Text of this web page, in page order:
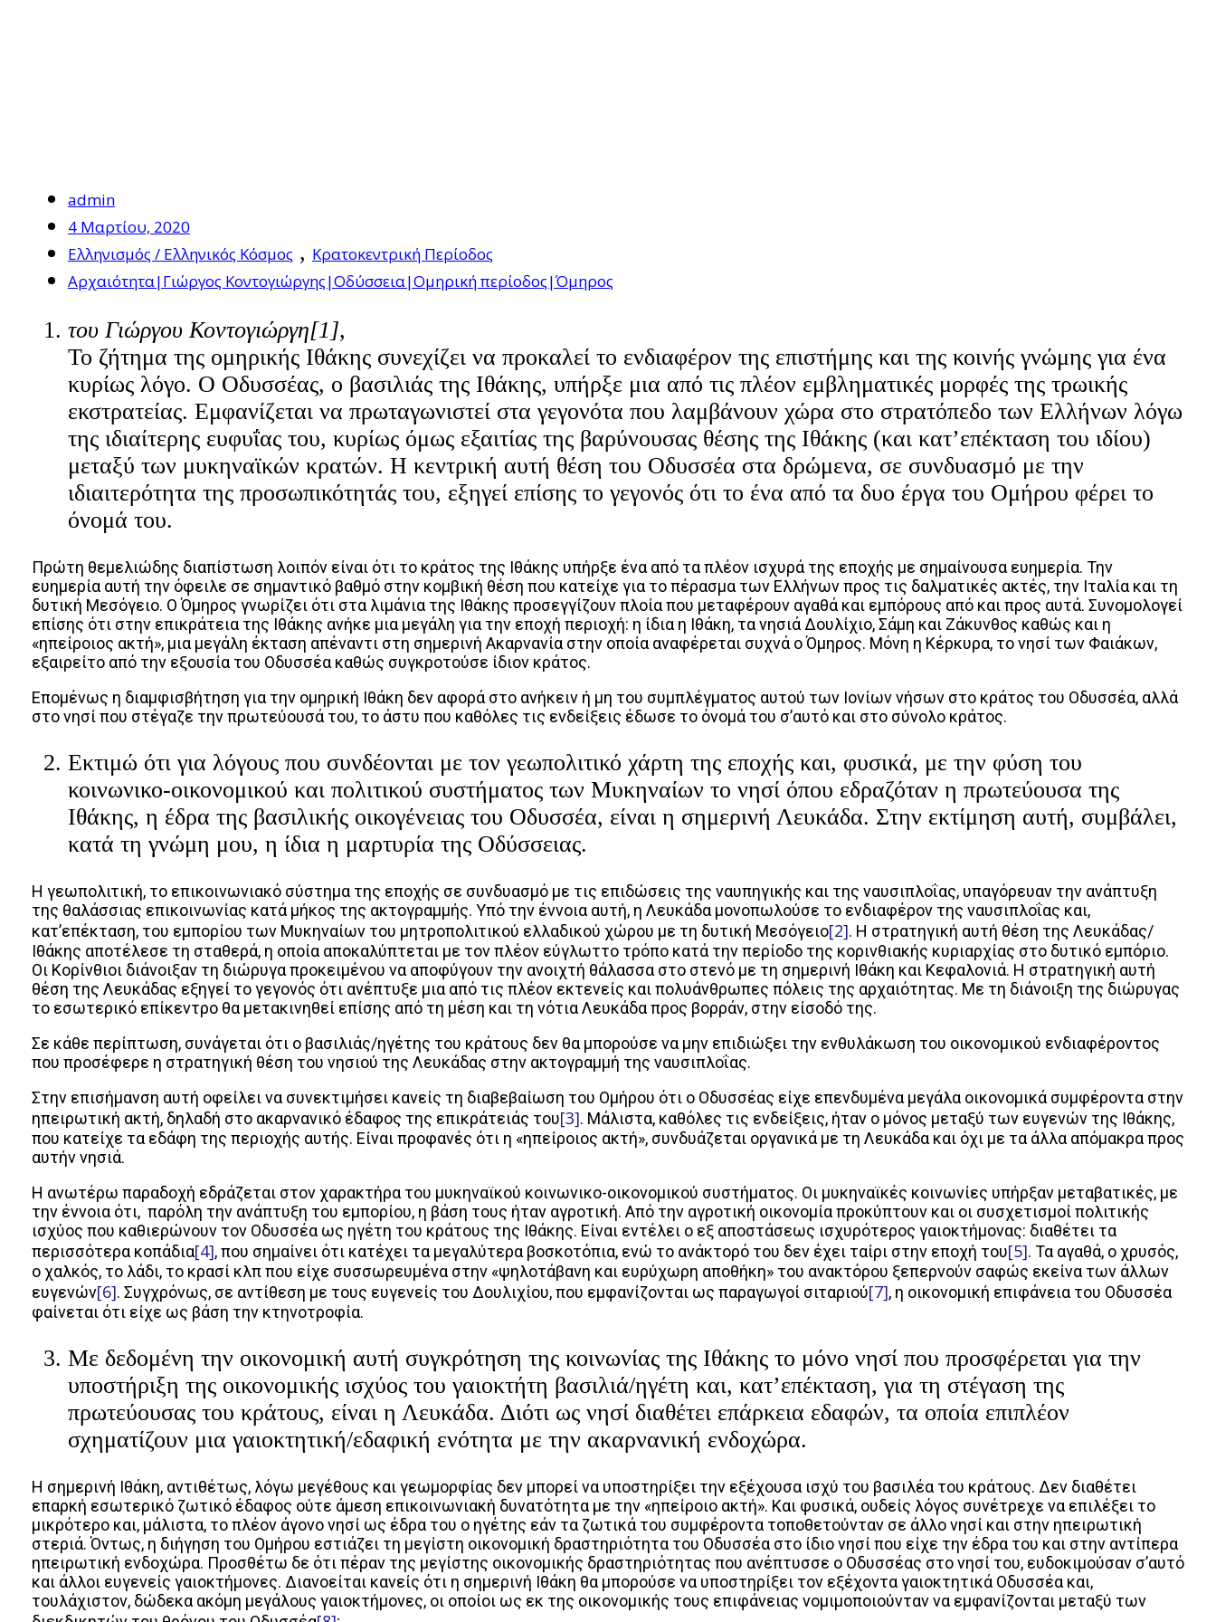
admin
4 Μαρτίου, 2020
Ελληνισμός / Ελληνικός Κόσμος , Κρατοκεντρική Περίοδος
Αρχαιότητα|Γιώργος Κοντογιώργης|Οδύσσεια|Ομηρική περίοδος|Όμηρος
του Γιώργου Κοντογιώργη[1],
Το ζήτημα της ομηρικής Ιθάκης συνεχίζει να προκαλεί το ενδιαφέρον της επιστήμης και της κοινής γνώμης για ένα
κυρίως λόγο. Ο Οδυσσέας, ο βασιλιάς της Ιθάκης, υπήρξε μια από τις πλέον εμβληματικές μορφές της τρωικής
εκστρατείας. Εμφανίζεται να πρωταγωνιστεί στα γεγονότα που λαμβάνουν χώρα στο στρατόπεδο των Ελλήνων λόγω
της ιδιαίτερης ευφυΐας του, κυρίως όμως εξαιτίας της βαρύνουσας θέσης της Ιθάκης (και κατ’επέκταση του ιδίου)
μεταξύ των μυκηναϊκών κρατών. Η κεντρική αυτή θέση του Οδυσσέα στα δρώμενα, σε συνδυασμό με την
ιδιαιτερότητα της προσωπικότητάς του, εξηγεί επίσης το γεγονός ότι το ένα από τα δυο έργα του Ομήρου φέρει το
όνομά του.
Πρώτη θεμελιώδης διαπίστωση λοιπόν είναι ότι το κράτος της Ιθάκης υπήρξε ένα από τα πλέον ισχυρά της εποχής με σημαίνουσα ευημερία. Την
ευημερία αυτή την όφειλε σε σημαντικό βαθμό στην κομβική θέση που κατείχε για το πέρασμα των Ελλήνων προς τις δαλματικές ακτές, την Ιταλία και τη
δυτική Μεσόγειο. Ο Όμηρος γνωρίζει ότι στα λιμάνια της Ιθάκης προσεγγίζουν πλοία που μεταφέρουν αγαθά και εμπόρους από και προς αυτά. Συνομολογεί
επίσης ότι στην επικράτεια της Ιθάκης ανήκε μια μεγάλη για την εποχή περιοχή: η ίδια η Ιθάκη, τα νησιά Δουλίχιο, Σάμη και Ζάκυνθος καθώς και η
«ηπείροιος ακτή», μια μεγάλη έκταση απέναντι στη σημερινή Ακαρνανία στην οποία αναφέρεται συχνά ο Όμηρος. Μόνη η Κέρκυρα, το νησί των Φαιάκων,
εξαιρείτο από την εξουσία του Οδυσσέα καθώς συγκροτούσε ίδιον κράτος.
Επομένως η διαμφισβήτηση για την ομηρική Ιθάκη δεν αφορά στο ανήκειν ή μη του συμπλέγματος αυτού των Ιονίων νήσων στο κράτος του Οδυσσέα, αλλά
στο νησί που στέγαζε την πρωτεύουσά του, το άστυ που καθόλες τις ενδείξεις έδωσε το όνομά του σ’αυτό και στο σύνολο κράτος.
Εκτιμώ ότι για λόγους που συνδέονται με τον γεωπολιτικό χάρτη της εποχής και, φυσικά, με την φύση του
κοινωνικο-οικονομικού και πολιτικού συστήματος των Μυκηναίων το νησί όπου εδραζόταν η πρωτεύουσα της
Ιθάκης, η έδρα της βασιλικής οικογένειας του Οδυσσέα, είναι η σημερινή Λευκάδα. Στην εκτίμηση αυτή, συμβάλει,
κατά τη γνώμη μου, η ίδια η μαρτυρία της Οδύσσειας.
Η γεωπολιτική, το επικοινωνιακό σύστημα της εποχής σε συνδυασμό με τις επιδώσεις της ναυπηγικής και της ναυσιπλοΐας, υπαγόρευαν την ανάπτυξη
της θαλάσσιας επικοινωνίας κατά μήκος της ακτογραμμής. Υπό την έννοια αυτή, η Λευκάδα μονοπωλούσε το ενδιαφέρον της ναυσιπλοΐας και,
κατ’επέκταση, του εμπορίου των Μυκηναίων του μητροπολιτικού ελλαδικού χώρου με τη δυτική Μεσόγειο[2]. Η στρατηγική αυτή θέση της Λευκάδας/
Ιθάκης αποτέλεσε τη σταθερά, η οποία αποκαλύπτεται με τον πλέον εύγλωττο τρόπο κατά την περίοδο της κορινθιακής κυριαρχίας στο δυτικό εμπόριο.
Οι Κορίνθιοι διάνοιξαν τη διώρυγα προκειμένου να αποφύγουν την ανοιχτή θάλασσα στο στενό με τη σημερινή Ιθάκη και Κεφαλονιά. Η στρατηγική αυτή
θέση της Λευκάδας εξηγεί το γεγονός ότι ανέπτυξε μια από τις πλέον εκτενείς και πολυάνθρωπες πόλεις της αρχαιότητας. Με τη διάνοιξη της διώρυγας
το εσωτερικό επίκεντρο θα μετακινηθεί επίσης από τη μέση και τη νότια Λευκάδα προς βορράν, στην είσοδό της.
Σε κάθε περίπτωση, συνάγεται ότι ο βασιλιάς/ηγέτης του κράτους δεν θα μπορούσε να μην επιδιώξει την ενθυλάκωση του οικονομικού ενδιαφέροντος
που προσέφερε η στρατηγική θέση του νησιού της Λευκάδας στην ακτογραμμή της ναυσιπλοΐας.
Στην επισήμανση αυτή οφείλει να συνεκτιμήσει κανείς τη διαβεβαίωση του Ομήρου ότι ο Οδυσσέας είχε επενδυμένα μεγάλα οικονομικά συμφέροντα στην
ηπειρωτική ακτή, δηλαδή στο ακαρνανικό έδαφος της επικράτειάς του[3]. Μάλιστα, καθόλες τις ενδείξεις, ήταν ο μόνος μεταξύ των ευγενών της Ιθάκης,
που κατείχε τα εδάφη της περιοχής αυτής. Είναι προφανές ότι η «ηπείροιος ακτή», συνδυάζεται οργανικά με τη Λευκάδα και όχι με τα άλλα απόμακρα προς
αυτήν νησιά.
Η ανωτέρω παραδοχή εδράζεται στον χαρακτήρα του μυκηναϊκού κοινωνικο-οικονομικού συστήματος. Οι μυκηναϊκές κοινωνίες υπήρξαν μεταβατικές, με
την έννοια ότι, παρόλη την ανάπτυξη του εμπορίου, η βάση τους ήταν αγροτική. Από την αγροτική οικονομία προκύπτουν και οι συσχετισμοί πολιτικής
ισχύος που καθιερώνουν τον Οδυσσέα ως ηγέτη του κράτους της Ιθάκης. Είναι εντέλει ο εξ αποστάσεως ισχυρότερος γαιοκτήμονας: διαθέτει τα
περισσότερα κοπάδια[4], που σημαίνει ότι κατέχει τα μεγαλύτερα βοσκοτόπια, ενώ το ανάκτορό του δεν έχει ταίρι στην εποχή του[5]. Τα αγαθά, ο χρυσός,
ο χαλκός, το λάδι, το κρασί κλπ που είχε συσσωρευμένα στην «ψηλοτάβανη και ευρύχωρη αποθήκη» του ανακτόρου ξεπερνούν σαφώς εκείνα των άλλων
ευγενών[6]. Συγχρόνως, σε αντίθεση με τους ευγενείς του Δουλιχίου, που εμφανίζονται ως παραγωγοί σιταριού[7], η οικονομική επιφάνεια του Οδυσσέα
φαίνεται ότι είχε ως βάση την κτηνοτροφία.
Με δεδομένη την οικονομική αυτή συγκρότηση της κοινωνίας της Ιθάκης το μόνο νησί που προσφέρεται για την
υποστήριξη της οικονομικής ισχύος του γαιοκτήτη βασιλιά/ηγέτη και, κατ’επέκταση, για τη στέγαση της
πρωτεύουσας του κράτους, είναι η Λευκάδα. Διότι ως νησί διαθέτει επάρκεια εδαφών, τα οποία επιπλέον
σχηματίζουν μια γαιοκτητική/εδαφική ενότητα με την ακαρνανική ενδοχώρα.
Η σημερινή Ιθάκη, αντιθέτως, λόγω μεγέθους και γεωμορφίας δεν μπορεί να υποστηρίξει την εξέχουσα ισχύ του βασιλέα του κράτους. Δεν διαθέτει
επαρκή εσωτερικό ζωτικό έδαφος ούτε άμεση επικοινωνιακή δυνατότητα με την «ηπείροιο ακτή». Και φυσικά, ουδείς λόγος συνέτρεχε να επιλέξει το
μικρότερο και, μάλιστα, το πλέον άγονο νησί ως έδρα του ο ηγέτης εάν τα ζωτικά του συμφέροντα τοποθετούνταν σε άλλο νησί και στην ηπειρωτική
στεριά. Όντως, η διήγηση του Ομήρου εστιάζει τη μεγίστη οικονομική δραστηριότητα του Οδυσσέα στο ίδιο νησί που είχε την έδρα του και στην αντίπερα
ηπειρωτική ενδοχώρα. Προσθέτω δε ότι πέραν της μεγίστης οικονομικής δραστηριότητας που ανέπτυσσε ο Οδυσσέας στο νησί του, ευδοκιμούσαν σ’αυτό
και άλλοι ευγενείς γαιοκτήμονες. Διανοείται κανείς ότι η σημερινή Ιθάκη θα μπορούσε να υποστηρίξει τον εξέχοντα γαιοκτητικά Οδυσσέα και,
τουλάχιστον, δώδεκα ακόμη μεγάλους γαιοκτήμονες, οι οποίοι ως εκ της οικονομικής τους επιφάνειας νομιμοποιούνταν να εμφανίζονται μεταξύ των